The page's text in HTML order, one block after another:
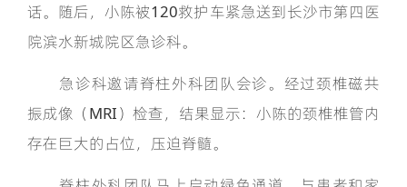
话。随后，小陈被120救护车紧急送到长沙市第四医
院滨水新城院区急诊科。
急诊科邀请脊柱外科团队会诊。经过颈椎磁共
振成像（MRI）检查，结果显示：小陈的颈椎椎管内
存在巨大的占位，压迫脊髓。